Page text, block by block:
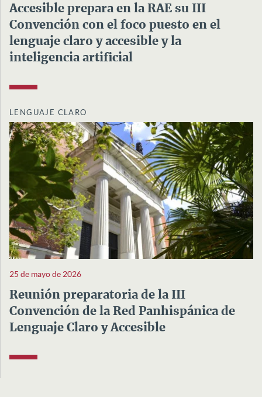
Accesible prepara en la RAE su III
Convención con el foco puesto en el
lenguaje claro y accesible y la
inteligencia artificial
LENGUAJE CLARO
25 de mayo de 2026
Reunión preparatoria de la III
Convención de la Red Panhispánica de
Lenguaje Claro y Accesible